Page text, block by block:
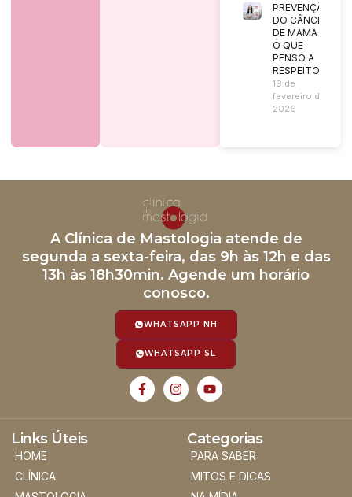
PREVENÇÃO
DO CÂNCER
DE MAMA |
O QUE
PENSO A
RESPEITO?
19 de
fevereiro de
2026
A Clínica de Mastologia atende de
segunda a sexta-feira, das 9h às 12h e das
13h às 18h30min. Agende um horário
conosco.
WHATSAPP NH
WHATSAPP SL
Links Úteis
HOME
CLÍNICA
Categorias
PARA SABER
MITOS E DICAS